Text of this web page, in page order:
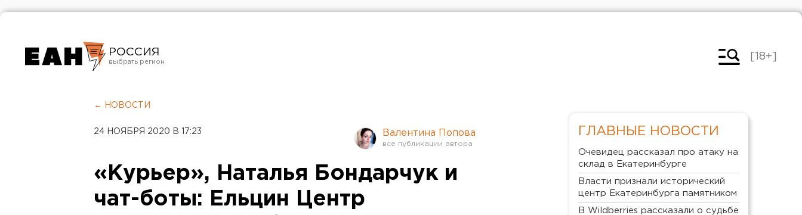
РОССИЯ
Челябинск
[18+]
← НОВОСТИ
24 НОЯБРЯ 2020 В 17:23 Валентина Попова
«Курьер», Наталья Бондарчук и
чат-боты: Ельцин Центр
ГЛАВНЫЕ НОВОСТИ
Очевидец рассказал про атаку на
склад в Екатеринбурге
Власти признали исторический
центр Екатеринбурга памятником
В Wildberries рассказали о судьбе